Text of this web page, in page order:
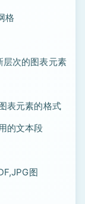
格
层次的图表元素
表元素的格式
的文本段
图